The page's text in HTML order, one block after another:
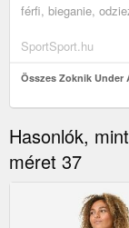
férfi, bieganie,
SportSport.hu
Összes Zoknik Under
Hasonlók,
méret 37